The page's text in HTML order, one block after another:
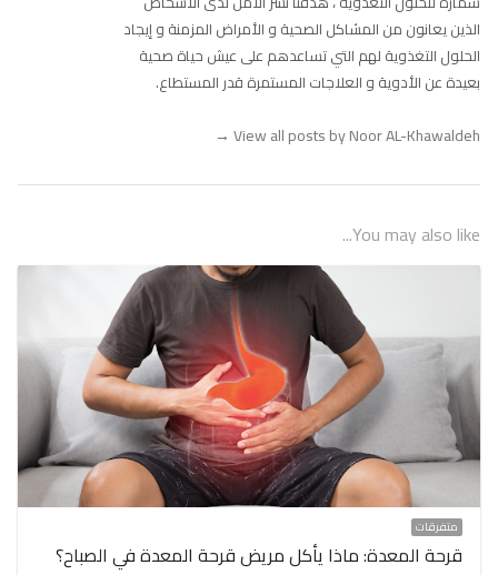
الذين يعانون من المشاكل الصحية و الأمراض المزمنة و إيجاد
الحلول التغذوية لهم التي تساعدهم على عيش حياة صحية
بعيدة عن الأدوية و العلاجات المستمرة قدر المستطاع.
View all posts by Noor AL-Khawaldeh
→
You may also like...
متفرقات
قرحة المعدة: ماذا يأكل مريض قرحة المعدة في الصباح؟